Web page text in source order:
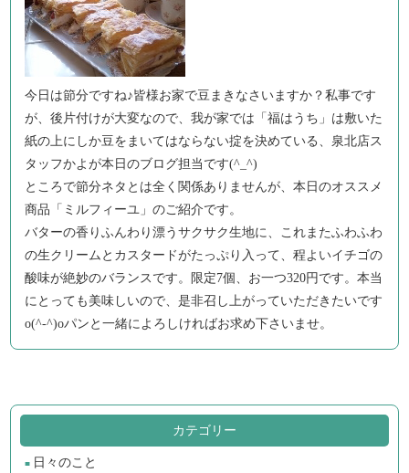
今日は節分ですね♪皆様お家で豆まきなさいますか？私事です
が、後片付けが大変なので、我が家では「福はうち」は敷いた
紙の上にしか豆をまいてはならない掟を決めている、泉北店ス
タッフかよが本日のブログ担当です(^_^)
ところで節分ネタとは全く関係ありませんが、本日のオススメ
商品「ミルフィーユ」のご紹介です。
バターの香りふんわり漂うサクサク生地に、これまたふわふわ
の生クリームとカスタードがたっぷり入って、程よいイチゴの
酸味が絶妙のバランスです。限定7個、お一つ320円です。本当
にとっても美味しいので、是非召し上がっていただきたいです
o(^-^)oパンと一緒によろしければお求め下さいませ。
カテゴリー
日々のこと